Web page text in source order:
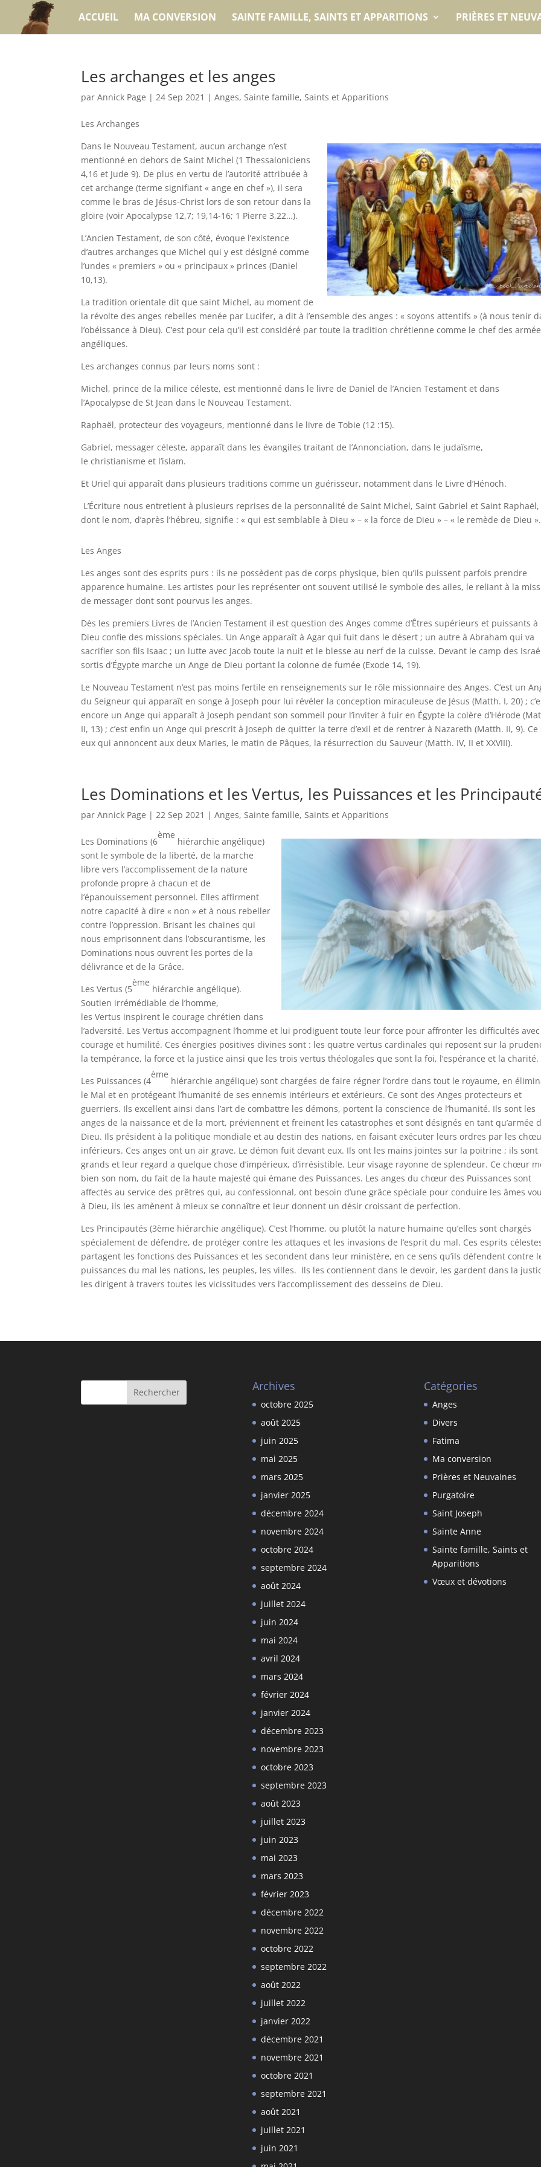
ACCUEIL MA CONVERSION SAINTE FAMILLE, SAINTS ET APPARITIONS PRIÈRES ET
Les archanges et les anges
parAnnick Page |24 Sep 2021 |Anges,Sainte famille, Saints et Apparitions
Les Archanges
Dans le Nouveau Testament, aucun archange n’est
mentionné en dehors de Saint Michel (1 Thessaloniciens
4,16 et Jude 9). De plus en vertu de l’autorité attribuée à
cet archange (terme signifiant « ange en chef »), il sera
comme le bras de Jésus-Christ lors de son retour dans la
gloire (voir Apocalypse 12,7; 19,14-16; 1 Pierre 3,22…).
L’Ancien Testament, de son côté, évoque l’existence
d’autres archanges que Michel qui y est désigné comme
l’undes « premiers » ou « principaux » princes (Daniel
10,13).
La tradition orientale dit que saint Michel, au moment de
la révolte des anges rebelles menée par Lucifer, a dit à l’ensemble des anges : « soyons attentifs » (à nous tenir
l’obéissance à Dieu). C’est pour cela qu’il est considéré par toute la tradition chrétienne comme le chef des
angéliques.
Les archanges connus par leurs noms sont :
Michel, prince de la milice céleste, est mentionné dans le livre de Daniel de l’Ancien Testament et dans
l’Apocalypse de St Jean dans le Nouveau Testament.
Raphaël, protecteur des voyageurs, mentionné dans le livre de Tobie (12 :15).
Gabriel, messager céleste, apparaît dans les évangiles traitant de l’Annonciation, dans le judaïsme,
le christianisme et l’islam.
Et Uriel qui apparaît dans plusieurs traditions comme un guérisseur, notamment dans le Livre d’Hénoch.
L’Écriture nous entretient à plusieurs reprises de la personnalité de Saint Michel, Saint Gabriel et Saint Raphaël,
dont le nom, d’après l’hébreu, signifie : « qui est semblable à Dieu » – « la force de Dieu » – « le remède de Dieu ».
Les Anges
Les anges sont des esprits purs : ils ne possèdent pas de corps physique, bien qu’ils puissent parfois prendre
apparence humaine. Les artistes pour les représenter ont souvent utilisé le symbole des ailes, le reliant à la
de messager dont sont pourvus les anges.
Dès les premiers Livres de l’Ancien Testament il est question des Anges comme d’Êtres supérieurs et puissants à
Dieu confie des missions spéciales. Un Ange apparaît à Agar qui fuit dans le désert ; un autre à Abraham qui va
sacrifier son fils Isaac ; un lutte avec Jacob toute la nuit et le blesse au nerf de la cuisse. Devant le camp des
sortis d’Égypte marche un Ange de Dieu portant la colonne de fumée (Exode 14, 19).
Le Nouveau Testament n’est pas moins fertile en renseignements sur le rôle missionnaire des Anges. C’est un
du Seigneur qui apparaît en songe à Joseph pour lui révéler la conception miraculeuse de Jésus (Matth. I, 20) ;
encore un Ange qui apparaît à Joseph pendant son sommeil pour l’inviter à fuir en Égypte la colère d’Hérode
II, 13) ; c’est enfin un Ange qui prescrit à Joseph de quitter la terre d’exil et de rentrer à Nazareth (Matth. II, 9). Ce
eux qui annoncent aux deux Maries, le matin de Pâques, la résurrection du Sauveur (Matth. IV, II et XXVIII).
Les Dominations et les Vertus, les Puissances et les
parAnnick Page |22 Sep 2021 |Anges,Sainte famille, Saints et Apparitions
Les Dominations (6
ème
hiérarchie angélique)
sont le symbole de la liberté, de la marche
libre vers l’accomplissement de la nature
profonde propre à chacun et de
l’épanouissement personnel. Elles affirment
notre capacité à dire « non » et à nous rebeller
contre l’oppression. Brisant les chaines qui
nous emprisonnent dans l’obscurantisme, les
Dominations nous ouvrent les portes de la
délivrance et de la Grâce.
Les Vertus (5
ème
hiérarchie angélique).
Soutien irrémédiable de l’homme,
les Vertus inspirent le courage chrétien dans
l’adversité. Les Vertus accompagnent l’homme et lui prodiguent toute leur force pour affronter les difficultés avec
courage et humilité. Ces énergies positives divines sont : les quatre vertus cardinales qui reposent sur la
la tempérance, la force et la justice ainsi que les trois vertus théologales que sont la foi, l’espérance et la charité.
Les Puissances (4
ème
hiérarchie angélique) sont chargées de faire régner l’ordre dans tout le royaume, en
le Mal et en protégeant l’humanité de ses ennemis intérieurs et extérieurs. Ce sont des Anges protecteurs et
guerriers. Ils excellent ainsi dans l’art de combattre les démons, portent la conscience de l’humanité. Ils sont les
anges de la naissance et de la mort, préviennent et freinent les catastrophes et sont désignés en tant qu’armée
Dieu. Ils président à la politique mondiale et au destin des nations, en faisant exécuter leurs ordres par les
inférieurs. Ces anges ont un air grave. Le démon fuit devant eux. Ils ont les mains jointes sur la poitrine ; ils sont
grands et leur regard a quelque chose d’impérieux, d’irrésistible. Leur visage rayonne de splendeur. Ce chœur
bien son nom, du fait de la haute majesté qui émane des Puissances. Les anges du chœur des Puissances sont
affectés au service des prêtres qui, au confessionnal, ont besoin d’une grâce spéciale pour conduire les âmes
à Dieu, ils les amènent à mieux se connaître et leur donnent un désir croissant de perfection.
Les Principautés (3ème hiérarchie angélique). C’est l’homme, ou plutôt la nature humaine qu’elles sont chargés
spécialement de défendre, de protéger contre les attaques et les invasions de l’esprit du mal. Ces esprits
partagent les fonctions des Puissances et les secondent dans leur ministère, en ce sens qu’ils défendent contre
puissances du mal les nations, les peuples, les villes. Ils les contiennent dans le devoir, les gardent dans la
les dirigent à travers toutes les vicissitudes vers l’accomplissement des desseins de Dieu.
Archives
octobre 2025
août 2025
juin 2025
mai 2025
mars 2025
janvier 2025
décembre 2024
novembre 2024
octobre 2024
septembre 2024
août 2024
juillet 2024
juin 2024
mai 2024
avril 2024
mars 2024
février 2024
janvier 2024
décembre 2023
novembre 2023
octobre 2023
septembre 2023
août 2023
juillet 2023
juin 2023
mai 2023
mars 2023
février 2023
décembre 2022
novembre 2022
octobre 2022
septembre 2022
août 2022
juillet 2022
janvier 2022
décembre 2021
novembre 2021
octobre 2021
septembre 2021
août 2021
juillet 2021
juin 2021
Catégories
Anges
Divers
Fatima
Ma conversion
Prières et Neuvaines
Purgatoire
Saint Joseph
Sainte Anne
Sainte famille, Saints et
Apparitions
Vœux et dévotions